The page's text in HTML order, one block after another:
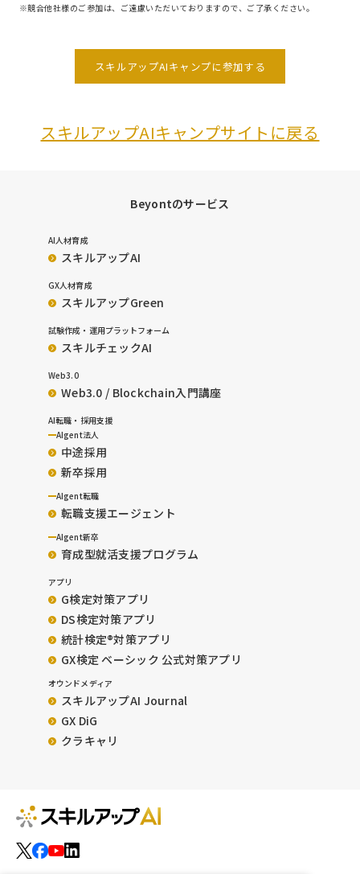
※競合他社様のご参加は、ご遠慮いただいておりますので、ご了承ください。
スキルアップAIキャンプに参加する
スキルアップAIキャンプサイトに戻る
Beyontのサービス
AI人材育成
スキルアップAI
GX人材育成
スキルアップGreen
試験作成・運用プラットフォーム
スキルチェックAI
Web3.0
Web3.0 / Blockchain入門講座
AI転職・採用支援
AIgent法人
中途採用
新卒採用
AIgent転職
転職支援エージェント
AIgent新卒
育成型就活支援プログラム
アプリ
G検定対策アプリ
DS検定対策アプリ
統計検定®︎対策アプリ
GX検定 ベーシック 公式対策アプリ
オウンドメディア
スキルアップAI Journal
GX DiG
クラキャリ